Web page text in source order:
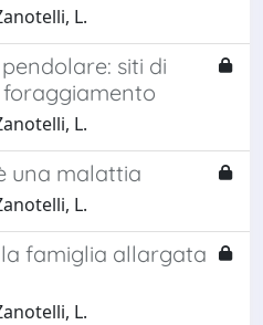
L.
siti di
foraggiamento
L.
una malattia
L.
famiglia allargata
L.